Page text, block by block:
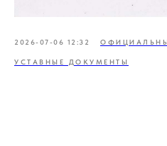
2026-07-06 12:32
УСТАВНЫЕ ДОКУМЕНТЫ